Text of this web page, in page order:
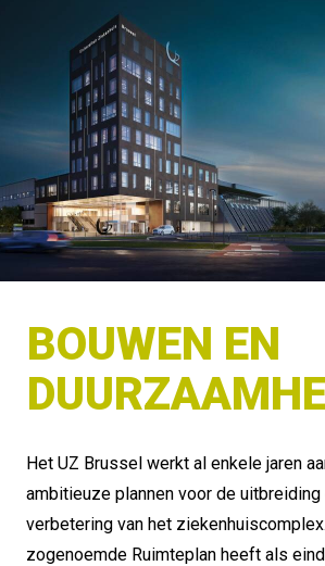
Het UZ Brussel werkt al enkele jaren
ambitieuze plannen voor de uitbreiding
verbetering van het
zogenoemde Ruimteplan heeft als
BOUWEN EN